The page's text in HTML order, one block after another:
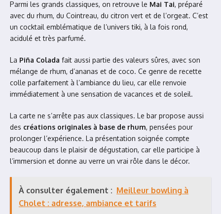
Parmi les grands classiques, on retrouve le Mai Tai, préparé
avec du rhum, du Cointreau, du citron vert et de l’orgeat. C’est
un cocktail emblématique de l’univers tiki, à la fois rond,
acidulé et très parfumé.
La Piña Colada fait aussi partie des valeurs sûres, avec son
mélange de rhum, d’ananas et de coco. Ce genre de recette
colle parfaitement à l’ambiance du lieu, car elle renvoie
immédiatement à une sensation de vacances et de soleil.
La carte ne s’arrête pas aux classiques. Le bar propose aussi
des créations originales à base de rhum, pensées pour
prolonger l’expérience. La présentation soignée compte
beaucoup dans le plaisir de dégustation, car elle participe à
l’immersion et donne au verre un vrai rôle dans le décor.
À consulter également : Meilleur bowling à
Cholet : adresse, ambiance et tarifs